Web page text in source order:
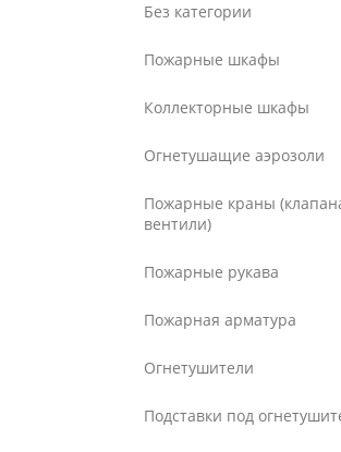
Без категории
Пожарные шкафы
Коллекторные шкафы
Огнетушащие аэрозоли
Пожарные краны
вентили)
Пожарные рукава
Пожарная арматура
Огнетушители
Подставки под